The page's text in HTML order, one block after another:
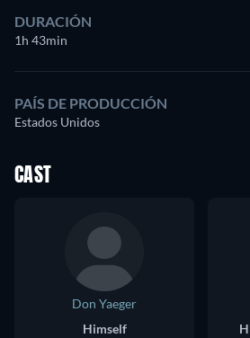
DURACIÓN
1h 43min
PAÍS DE PRODUCCIÓN
Estados Unidos
CAST
Don Yaeger
Himself